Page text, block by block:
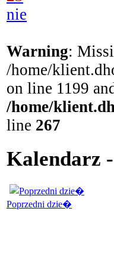
nie
Warning:
/home/
on line 1199
/home/
line 267
Kalendarz
Poprzedni dzie�